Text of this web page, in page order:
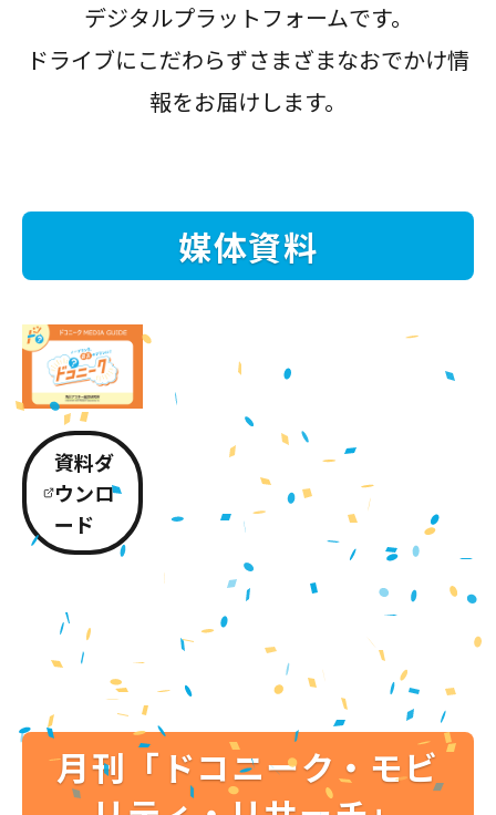
デジタルプラットフォームです。
ドライブにこだわらずさまざまなおでかけ情
報をお届けします。
媒体資料
資料ダ
ウンロ
ード
月刊「ドコニーク・モビ